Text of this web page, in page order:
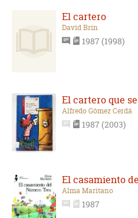
El cartero
David Brin
1987 (1998)
El cartero que
Alfredo Gómez Cerdá
1987 (2003)
El casamiento
Alma Maritano
1987